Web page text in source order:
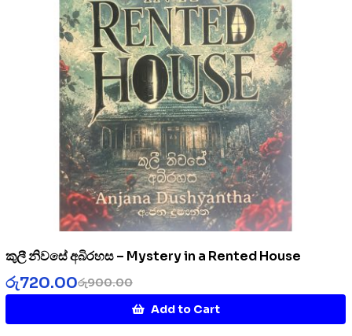
කුලී නිවසේ අබිරහස – Mystery in a Rented House
රු900.00
රු720.00
Add to Cart